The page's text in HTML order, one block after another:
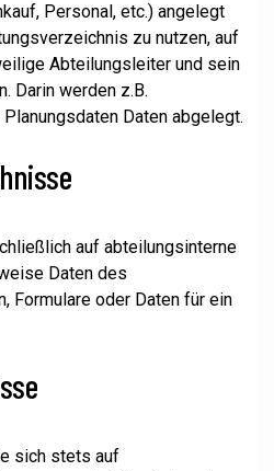
Personal, etc.) angelegt
zu nutzen, auf
Abteilungsleiter und sein
Darin werden z.B.
Daten abgelegt.
auf abteilungsinterne
Daten des
Formulare oder Daten für ein
sich stets auf